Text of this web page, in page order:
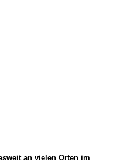
an vielen Orten im